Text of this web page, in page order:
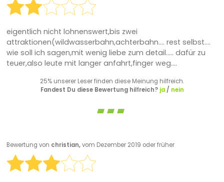
eigentlich nicht lohnenswert,bis zwei
attraktionen(wildwasserbahn,achterbahn.... rest selbst....
wie soll ich sagen,mit wenig liebe zum detail..... dafür zu
teuer,also leute mit langer anfahrt,finger weg....
25% unserer Leser finden diese Meinung hilfreich.
Fandest Du diese Bewertung hilfreich? ja/ nein
Bewertung von christian,vom Dezember 2019 oder früher